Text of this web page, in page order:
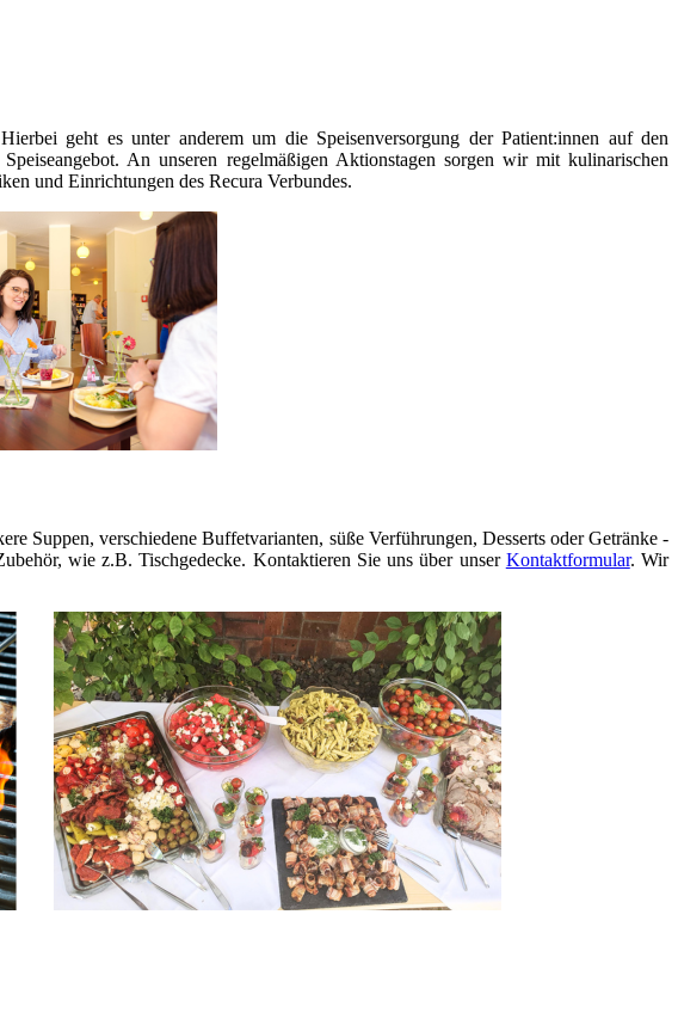
geht es unter anderem um die Speisenversorgung der Patient:innen auf den
An unseren regelmäßigen Aktionstagen sorgen wir mit kulinarischen
und Einrichtungen des Recura Verbundes.
Suppen, verschiedene Buffetvarianten, süße Verführungen, Desserts oder Getränke -
wie z.B. Tischgedecke. Kontaktieren Sie uns über unser Kontaktformular. Wir